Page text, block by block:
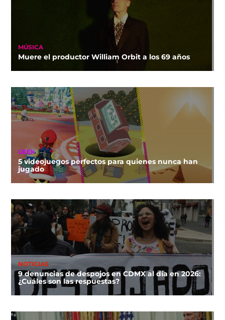
MÚSICA
Muere el productor William Orbit a los 69 años
GEEK
5 videojuegos perfectos para quienes nunca han
jugado
NOTICIAS
9 denuncias de despojos en CDMX al día en 2026:
¿Cuáles son las respuestas?